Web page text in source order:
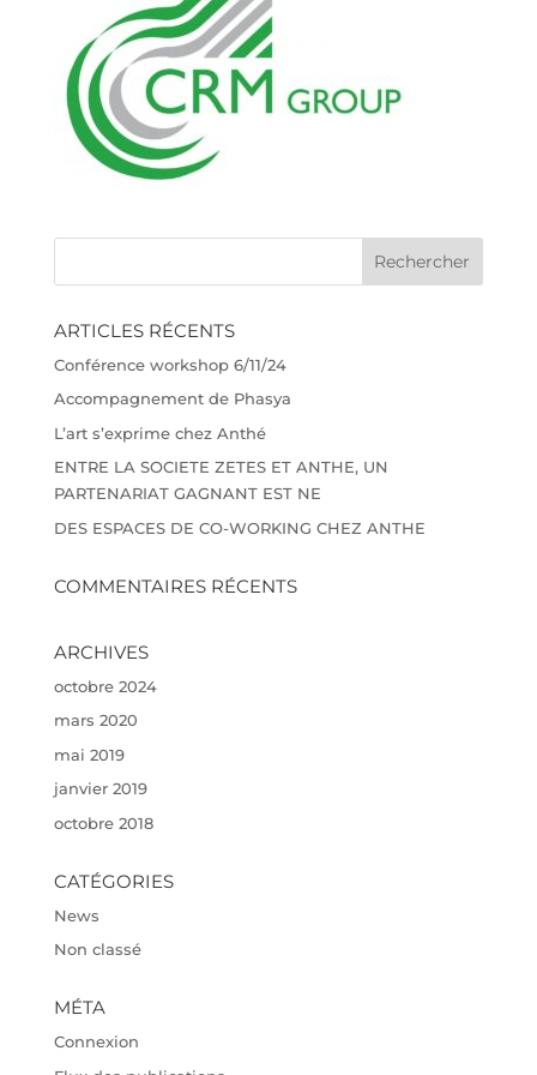
ARTICLES RÉCENTS
Conférence workshop 6/11/24
Accompagnement de Phasya
L’art s’exprime chez Anthé
ENTRE LA SOCIETE ZETES ET ANTHE, UN
PARTENARIAT GAGNANT EST NE
DES ESPACES DE CO-WORKING CHEZ ANTHE
COMMENTAIRES RÉCENTS
ARCHIVES
octobre 2024
mars 2020
mai 2019
janvier 2019
octobre 2018
CATÉGORIES
News
Non classé
MÉTA
Connexion